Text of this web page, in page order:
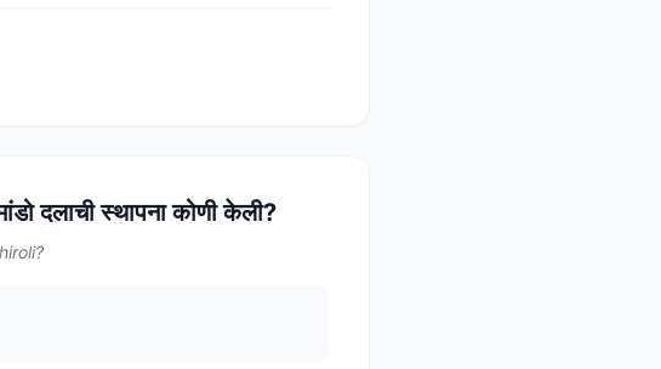
दलाची स्थापना कोणी केली?